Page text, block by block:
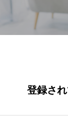
登録さ